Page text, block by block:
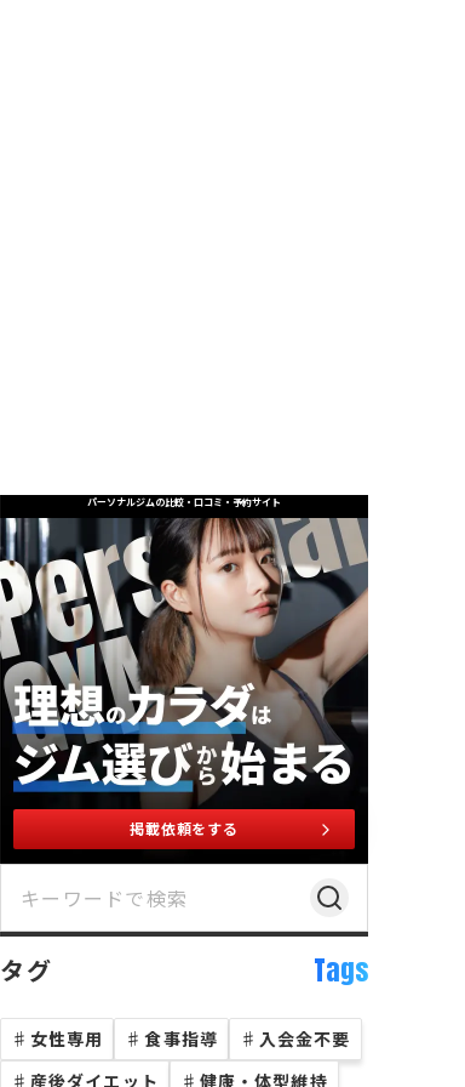
パーソナルジムの比較・口コミ・予約サイト
掲載依頼をする
タグ Tags
♯ 女性専用 ♯ 食事指導 ♯ 入会金不要
♯ 産後ダイエット ♯ 健康・体型維持